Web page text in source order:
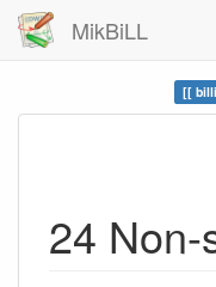
MikBiLL
24 Non-